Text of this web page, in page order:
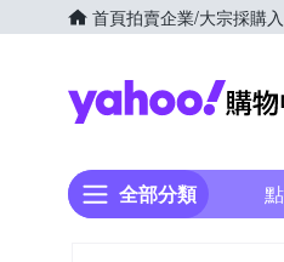
首頁拍賣企業/大宗採購
全部分類